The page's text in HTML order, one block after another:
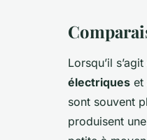
Lorsqu’il
électriques et
sont souvent
produisent